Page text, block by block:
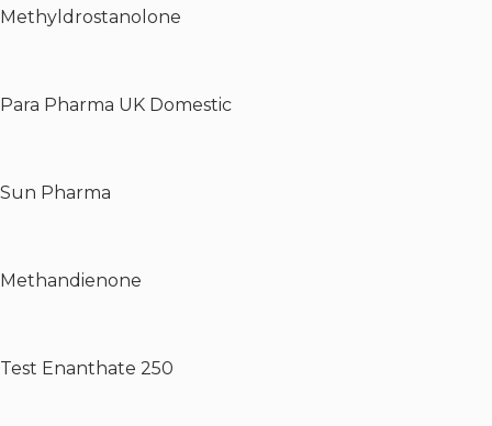
Methyldrostanolone
Para Pharma UK Domestic
Sun Pharma
Methandienone
Test Enanthate 250